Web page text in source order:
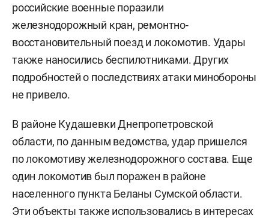
российские военные поразили
железнодорожный кран, ремонтно-
восстановительный поезд и локомотив. Удары
также наносились беспилотниками. Других
подробностей о последствиях атаки минобороны
не привело.
В районе Кудашевки Днепропетровской
области, по данным ведомства, удар пришелся
по локомотиву железнодорожного состава. Еще
один локомотив был поражен в районе
населенного пункта Беланы Сумской области.
Эти объекты также использовались в интересах